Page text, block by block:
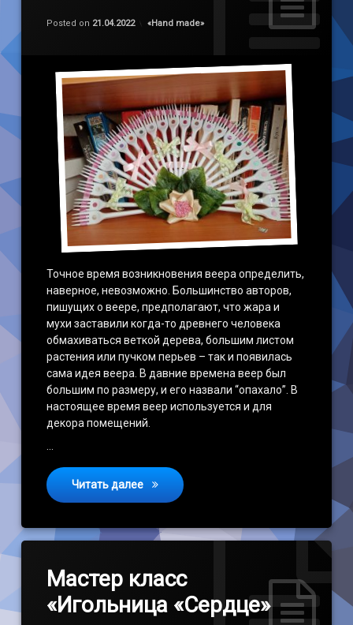
Posted on 21.04.2022
Обновлено на
by admin
Категории:
«Наnd made»
Точное время возникновения веера определить,
наверное, невозможно. Большинство авторов,
пишущих о веере, предполагают, что жара и
мухи заставили когда-то древнего человека
обмахиваться веткой дерева, большим листом
растения или пучком перьев – так и появилась
сама идея веера. В давние времена веер был
большим по размеру, и его назвали “опахало”. В
настоящее время веер используется и для
декора помещений.
Читать далее Мастер-класс “Веер”
Мастер класс
«Игольница «Сердце»